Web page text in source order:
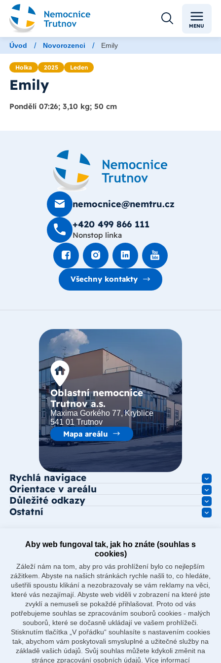
MENU
Úvod / Novorozenci / Emily
Holka 2025 Leden
Emily
Pondělí 07:26; 3,10 kg; 50 cm
nemocnice@nemtru.cz
+420 499 8­66 111
Nonstop linka
Všechny kontakty
Oblastní nemocnice
Trutnov a.s.
Maxima Gorkého 77, Kryblice
541 01 Trutnov
Mapa areálu
Rychlá navigace
Orientace v areálu
Důležité odkazy
Ostatní
Aby web fungoval tak, jak ho znáte (souhlas s
cookies)
Záleží nám na tom, aby pro vás prohlížení bylo co nejlepším
zážitkem. Abyste na našich stránkách rychle našli to, co hledáte,
ušetřili spoustu klikání a nezobrazovaly se vám reklamy na věci,
které vás nezajímají. Abyste web viděli v zobrazení na které jste
zvyklí a nemuseli se pokaždé přihlašovat. Proto od vás
potřebujeme souhlas se zpracováním souborů cookies - malých
souborů, které se dočasně ukládají ve vašem prohlížeči.
Stisknutím tlačítka „V pořádku“ souhlasíte s nastavením cookies
tak, abychom vám poskytovali smysluplné a užitečné služby na
základě vašich údajů. Svůj souhlas můžete kdykoli změnit na
stránce zpracování osobních údajů. Více informací